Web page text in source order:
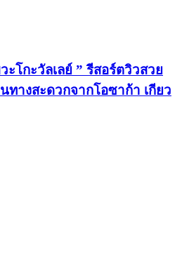
โกะวัลเลย์ ” รีสอร์ตวิวสวย
ทางสะดวกจากโอซาก้า เกียว